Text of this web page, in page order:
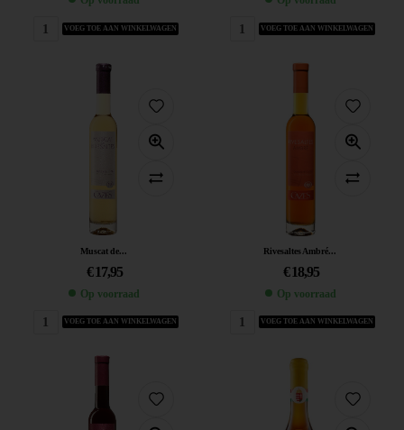
VOEG TOE AAN WINKELWAGEN VOEG TOE AAN WINKELWAGEN
Muscat de...
€17,95
Op voorraad
VOEG TOE AAN WINKELWAGEN
Rivesaltes Ambré...
€18,95
Op voorraad
VOEG TOE AAN WINKELWAGEN